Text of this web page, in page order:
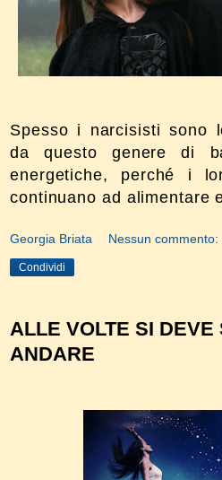
Spesso i narcisisti sono
da questo genere di
energetiche, perché i
continuano ad alimentare
Georgia Briata Nessun commento:
Condividi
ALLE VOLTE SI
ANDARE